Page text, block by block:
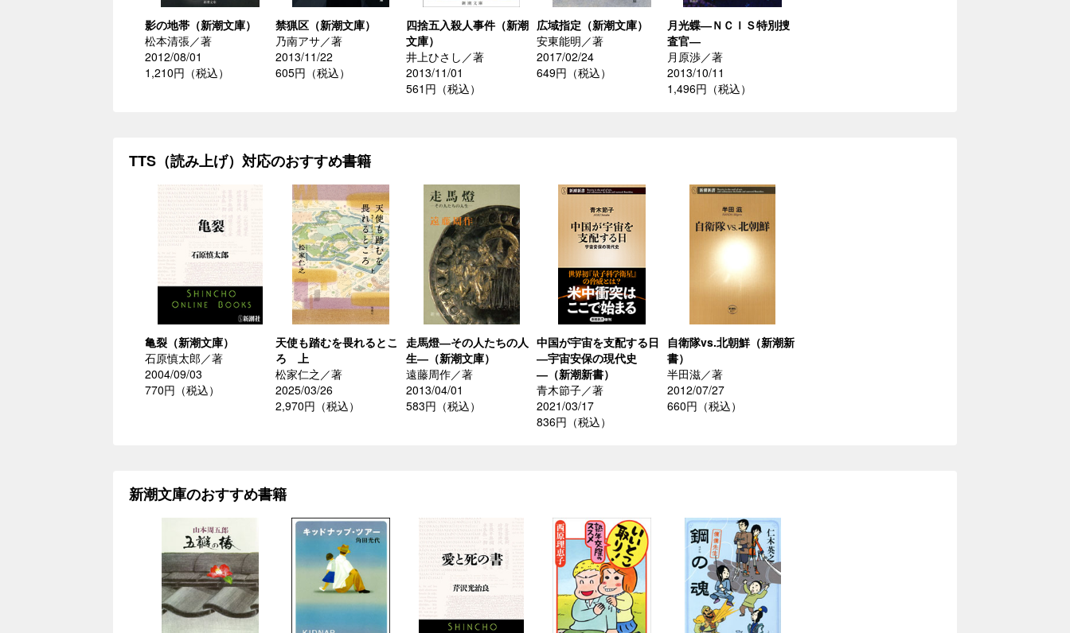
影の地帯（新潮文庫）
松本清張／著
2012/08/01
1,210円（税込）
禁猟区（新潮文庫）
乃南アサ／著
2013/11/22
605円（税込）
四捨五入殺人事件（新潮
文庫）
井上ひさし／著
2013/11/01
561円（税込）
広域指定（新潮文庫）
安東能明／著
2017/02/24
649円（税込）
月光蝶―ＮＣＩＳ特別捜
査官―
月原渉／著
2013/10/11
1,496円（税込）
TTS（読み上げ）対応のおすすめ書籍
亀裂（新潮文庫）
石原慎太郎／著
2004/09/03
770円（税込）
天使も踏むを畏れるとこ
ろ 上
松家仁之／著
2025/03/26
2,970円（税込）
走馬燈―その人たちの人
生―（新潮文庫）
遠藤周作／著
2013/04/01
583円（税込）
中国が宇宙を支配する日
―宇宙安保の現代史
―（新潮新書）
青木節子／著
2021/03/17
836円（税込）
自衛隊vs.北朝鮮（新潮新
書）
半田滋／著
2012/07/27
660円（税込）
新潮文庫のおすすめ書籍